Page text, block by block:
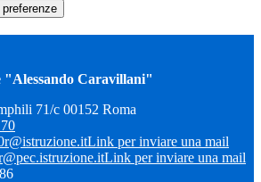
"Alessando Caravillani"
71/c 00152 Roma
Link per inviare una mail
Link per inviare una mail